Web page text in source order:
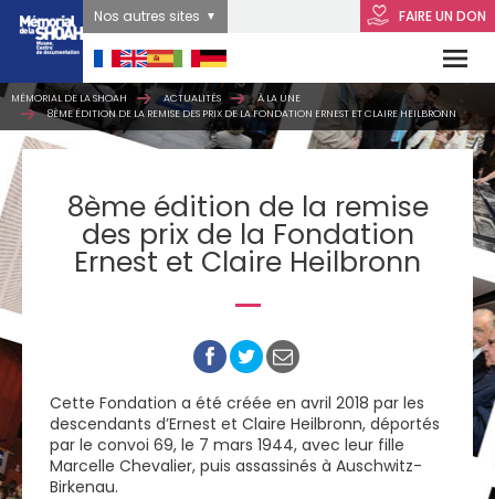
FAIRE UN DON
Nos autres sites
MÉMORIAL DE LA SHOAH ACTUALITÉS
À LA UNE
8ÈME ÉDITION DE LA REMISE DES PRIX DE LA FONDATION ERNEST ET CLAIRE HEILBRONN
8ème édition de la remise
des prix de la Fondation
Ernest et Claire Heilbronn
Cette Fondation a été créée en avril 2018 par les
descendants d’Ernest et Claire Heilbronn, déportés
par le convoi 69, le 7 mars 1944, avec leur fille
Marcelle Chevalier, puis assassinés à Auschwitz-
Birkenau.